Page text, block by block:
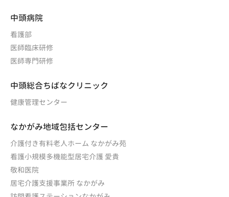
中頭病院
看護部
医師臨床研修
医師専門研修
中頭総合ちばなクリニック
健康管理センター
なかがみ地域包括センター
介護付き有料老人ホーム なかがみ苑
看護小規模多機能型居宅介護 愛貴
敬和医院
居宅介護支援事業所 なかがみ